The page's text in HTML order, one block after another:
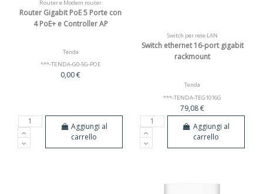
Router e Modem router
Router Gigabit PoE 5 Porte con
4 PoE+ e Controller AP
Tenda
***-TENDA-G0-5G-POE
0,00 €
Aggiungi al
carrello
Switch per rete LAN
Switch ethernet 16-port gigabit
rackmount
Tenda
***-TENDA-TEG1016G
79,08 €
Aggiungi al
carrello